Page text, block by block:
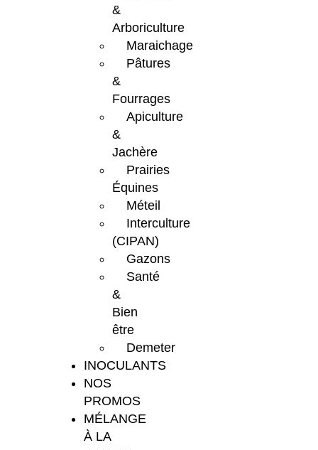
&
Arboriculture
Maraichage
Pâtures
&
Fourrages
Apiculture
&
Jachère
Prairies
Équines
Méteil
Interculture
(CIPAN)
Gazons
Santé
&
Bien
être
Demeter
INOCULANTS
NOS
PROMOS
MÉLANGE
À LA